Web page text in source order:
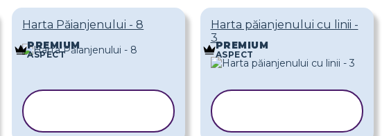
Harta Păianjenului - 8
PREMIUM
ASPECT
Harta păianjenului cu linii -
3
PREMIUM
ASPECT